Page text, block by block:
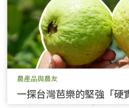
農產品與農友
一探台灣芭樂的堅強「硬